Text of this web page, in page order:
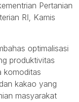
Pertanian
RI, Kamis
optimalisasi
produktivitas
komoditas
kakao yang
masyarakat